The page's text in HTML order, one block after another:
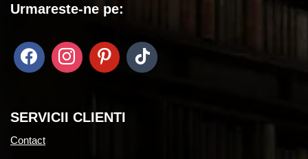
Urmareste-ne pe:
SERVICII CLIENTI
Contact